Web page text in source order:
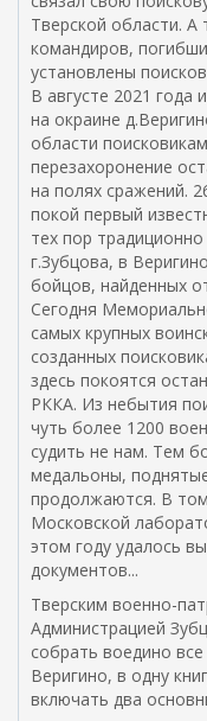
Тверской области.
командиров,
установлены
В августе 2021 года
на окраине
области
перезахоронение
на полях сражений.
покой первый
тех пор
г.Зубцова, в
бойцов, найденных
Сегодня
самых крупных
созданных
здесь покоятся
РККА. Из небытия
чуть более 1200
судить не нам. Тем
медальоны,
продолжаются. В
Московской
этом году удалось
документов...
Тверским военно-
Администрацией
собрать воедино
Веригино, в одну
включать два